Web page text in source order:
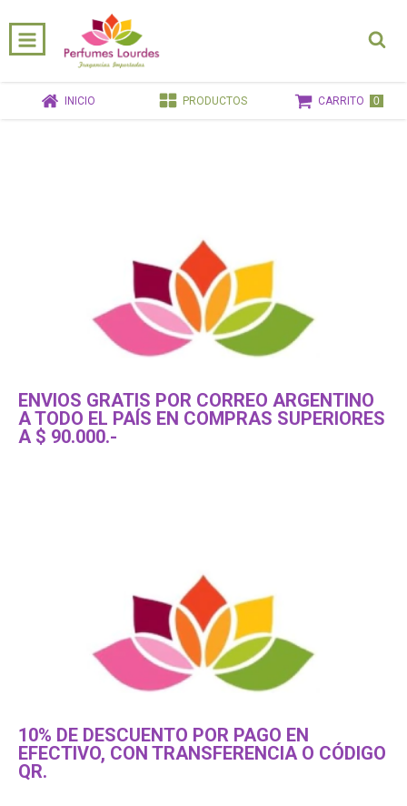
INICIO PRODUCTOS CARRITO 0
ENVIOS GRATIS POR CORREO ARGENTINO
A TODO EL PAÍS EN COMPRAS SUPERIORES
A $ 90.000.-
10% DE DESCUENTO POR PAGO EN
EFECTIVO, CON TRANSFERENCIA O CÓDIGO
QR.